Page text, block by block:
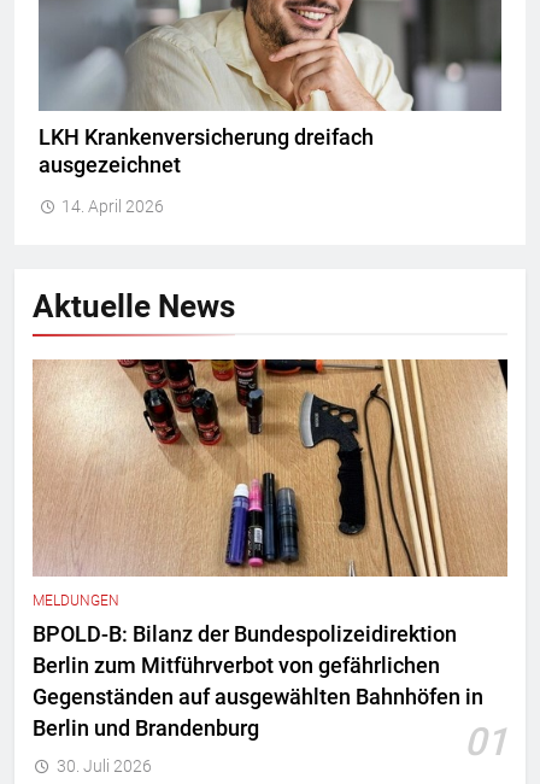
LKH Krankenversicherung dreifach
ausgezeichnet
14. April 2026
Aktuelle News
MELDUNGEN
BPOLD-B: Bilanz der Bundespolizeidirektion
Berlin zum Mitführverbot von gefährlichen
Gegenständen auf ausgewählten Bahnhöfen in
Berlin und Brandenburg
01
30. Juli 2026